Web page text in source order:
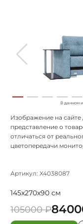
В данном
Изображение на
представление о
отличаться от
цветопередачи
Артикул: X4038087
145x270x90 см
105000 ₽